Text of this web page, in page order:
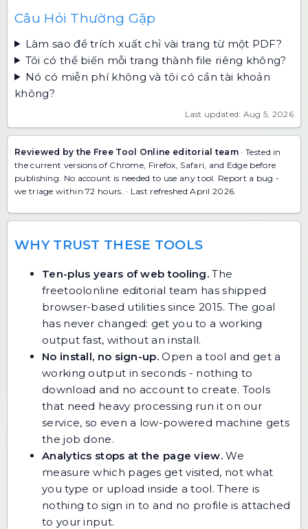
Câu Hỏi Thường Gặp
Làm sao để trích xuất chỉ vài trang từ một PDF?
Tôi có thể biến mỗi trang thành file riêng không?
Nó có miễn phí không và tôi có cần tài khoản
không?
Last updated: Aug 5, 2026
Reviewed by the Free Tool Online editorial team · Tested in
the current versions of Chrome, Firefox, Safari, and Edge before
publishing. No account is needed to use any tool. Report a bug -
we triage within 72 hours. · Last refreshed April 2026.
WHY TRUST THESE TOOLS
Ten-plus years of web tooling. The
freetoolonline editorial team has shipped
browser-based utilities since 2015. The goal
has never changed: get you to a working
output fast, without an install.
No install, no sign-up.Open a tool and get a
working output in seconds - nothing to
download and no account to create. Tools
that need heavy processing run it on our
service, so even a low-powered machine gets
the job done.
Analytics stops at the page view.We
measure which pages get visited, not what
you type or upload inside a tool. There is
nothing to sign in to and no profile is attached
to your input.